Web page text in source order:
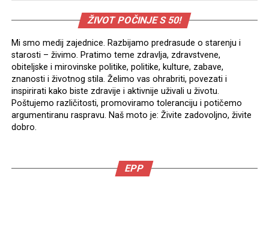
ŽIVOT POČINJE S 50!
Mi smo medij zajednice. Razbijamo predrasude o starenju i
starosti – živimo. Pratimo teme zdravlja, zdravstvene,
obiteljske i mirovinske politike, politike, kulture, zabave,
znanosti i životnog stila. Želimo vas ohrabriti, povezati i
inspirirati kako biste zdravije i aktivnije uživali u životu.
Poštujemo različitosti, promoviramo toleranciju i potičemo
argumentiranu raspravu. Naš moto je: Živite zadovoljno, živite
dobro.
EPP